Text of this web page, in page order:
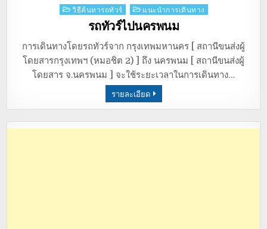
Posted
วิธีค้นหารถทัวร์ แนะนำการเดินทาง
รถทัวร์ไปนครพนม
การเดินทางโดยรถทัวร์จาก กรุงเทพมหานคร [ สถานีขนส่งผู้
โดยสารกรุงเทพฯ (หมอชิต 2) ] ถึง นครพนม [ สถานีขนส่งผู้
โดยสาร จ.นครพนม ] จะใช้ระยะเวลาในการเดินทาง…
รายละเอียด